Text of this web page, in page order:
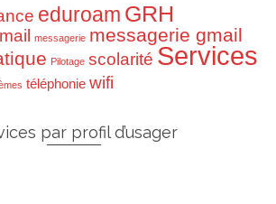
eduroam GRH
mail messagerie messagerie gmail
Pilotage scolarité Services
téléphonie wifi
par profil d’usager